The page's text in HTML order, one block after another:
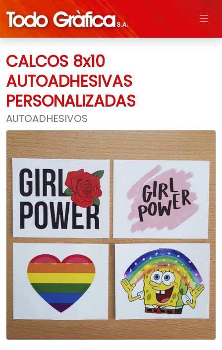
CALCOS 8x10
AUTOADHESIVAS
PERSONALIZADAS
AUTOADHESIVOS